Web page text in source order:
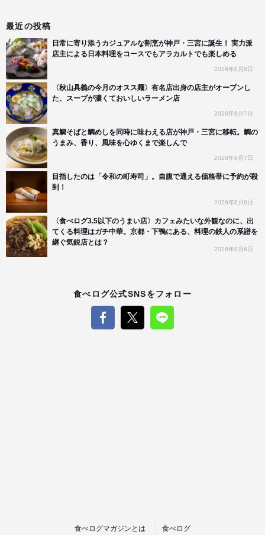
最近の投稿
日常に寄り添うカジュアルな割烹が神戸・三宮に誕生！ 実力派
店主による日本料理をコースでもアラカルトでも楽しめる
2026年8月8日
〈秋山具義の今月のオスス麺〉有名店出身の店主がオープンし
た、スープが濃くておいしいラーメン店
2026年8月7日
真鯛そばと鯛めしを同時に味わえる店が神戸・三宮に移転。鯛の
うまみ、香り、風味を心ゆくまで楽しんで
2026年8月7日
目指したのは「令和の町寿司」。自腹で通える価格帯に予約が殺
到！
2026年8月6日
〈食べログ3.5以下のうまい店〉カフェみたいな外観なのに、出
てくる料理はガチ中華。京都・下鴨にある、料理の鉄人の系譜を
継ぐ気鋭店とは？
2026年8月6日
食べログ公式SNSをフォロー
食べログマガジンとは 食べログ